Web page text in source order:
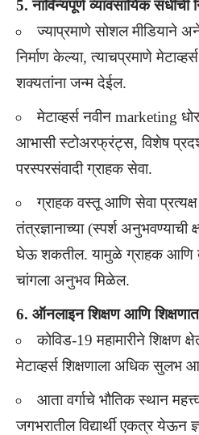
5. नाविन्यपूर्ण व्यावसायिक संधींची
ज्याप्रमाणे सोशल मीडियाने
निर्माण केल्या, त्याचप्रमाणे
शक्यतांना जन्म देईल.
मेटाव्हर्स नवीन marketing
आभासी स्टोअरफ्रंट्स, विशेष
परस्परसंवादी ग्राहक सेवा.
ग्राहक वस्तू आणि सेवा
तंत्रज्ञानाच्या (स्पर्श अनुभवण्याची
घेऊ शकतील. यामुळे ग्राहक आणि
चांगला अनुभव मिळेल.
6. ऑनलाइन शिक्षण आणि
कोविड-19 महामारीने शिक्षण
मेटाव्हर्स शिक्षणाला अधिक सुलभ
आता वर्गाचे भौतिक स्थान
जगभरातील विद्यार्थी एकत्र येऊन